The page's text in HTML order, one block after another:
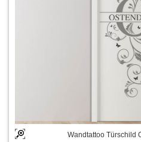
Wandtattoo Türschild